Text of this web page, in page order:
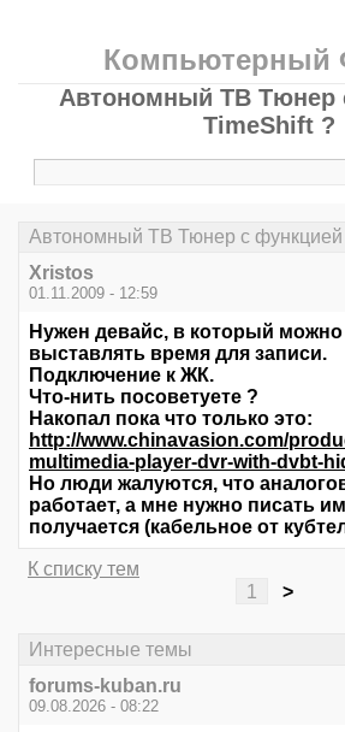
Компьютерный
Автономный ТВ Тюнер
TimeShift ?
Автономный ТВ Тюнер с функцией
Xristos
01.11.2009 - 12:59
Нужен девайс, в который можно
выставлять время для записи.
Подключение к ЖК.
Что-нить посоветуете ?
Накопал пока что только это:
http://www.chinavasion.com/
multimedia-player-dvr-with-dvbt-
Но люди жалуются, что
работает, а мне нужно писать
получается (кабельное от
К списку тем
1
>
Интересные темы
forums-kuban.ru
09.08.2026 - 08:22